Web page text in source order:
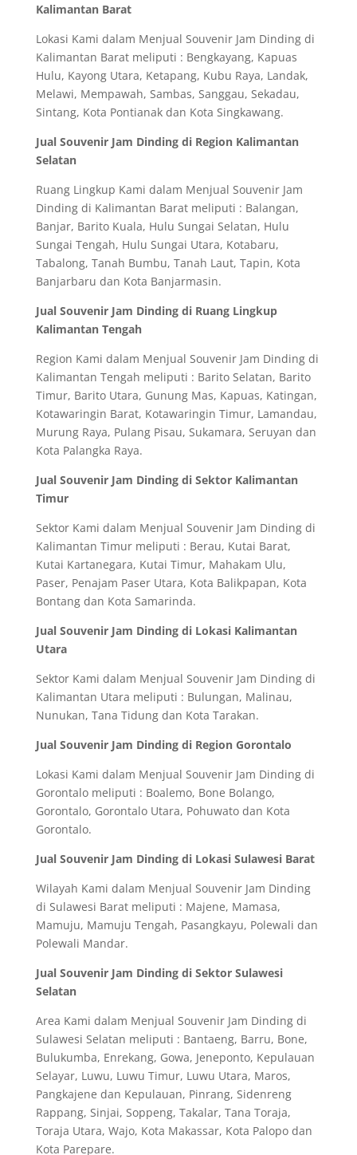
Kalimantan Barat
Lokasi Kami dalam Menjual Souvenir Jam Dinding di
Kalimantan Barat meliputi : Bengkayang, Kapuas
Hulu, Kayong Utara, Ketapang, Kubu Raya, Landak,
Melawi, Mempawah, Sambas, Sanggau, Sekadau,
Sintang, Kota Pontianak dan Kota Singkawang.
Jual Souvenir Jam Dinding di Region Kalimantan
Selatan
Ruang Lingkup Kami dalam Menjual Souvenir Jam
Dinding di Kalimantan Barat meliputi : Balangan,
Banjar, Barito Kuala, Hulu Sungai Selatan, Hulu
Sungai Tengah, Hulu Sungai Utara, Kotabaru,
Tabalong, Tanah Bumbu, Tanah Laut, Tapin, Kota
Banjarbaru dan Kota Banjarmasin.
Jual Souvenir Jam Dinding di Ruang Lingkup
Kalimantan Tengah
Region Kami dalam Menjual Souvenir Jam Dinding di
Kalimantan Tengah meliputi : Barito Selatan, Barito
Timur, Barito Utara, Gunung Mas, Kapuas, Katingan,
Kotawaringin Barat, Kotawaringin Timur, Lamandau,
Murung Raya, Pulang Pisau, Sukamara, Seruyan dan
Kota Palangka Raya.
Jual Souvenir Jam Dinding di Sektor Kalimantan
Timur
Sektor Kami dalam Menjual Souvenir Jam Dinding di
Kalimantan Timur meliputi : Berau, Kutai Barat,
Kutai Kartanegara, Kutai Timur, Mahakam Ulu,
Paser, Penajam Paser Utara, Kota Balikpapan, Kota
Bontang dan Kota Samarinda.
Jual Souvenir Jam Dinding di Lokasi Kalimantan
Utara
Sektor Kami dalam Menjual Souvenir Jam Dinding di
Kalimantan Utara meliputi : Bulungan, Malinau,
Nunukan, Tana Tidung dan Kota Tarakan.
Jual Souvenir Jam Dinding di Region Gorontalo
Lokasi Kami dalam Menjual Souvenir Jam Dinding di
Gorontalo meliputi : Boalemo, Bone Bolango,
Gorontalo, Gorontalo Utara, Pohuwato dan Kota
Gorontalo.
Jual Souvenir Jam Dinding di Lokasi Sulawesi Barat
Wilayah Kami dalam Menjual Souvenir Jam Dinding
di Sulawesi Barat meliputi : Majene, Mamasa,
Mamuju, Mamuju Tengah, Pasangkayu, Polewali dan
Polewali Mandar.
Jual Souvenir Jam Dinding di Sektor Sulawesi
Selatan
Area Kami dalam Menjual Souvenir Jam Dinding di
Sulawesi Selatan meliputi : Bantaeng, Barru, Bone,
Bulukumba, Enrekang, Gowa, Jeneponto, Kepulauan
Selayar, Luwu, Luwu Timur, Luwu Utara, Maros,
Pangkajene dan Kepulauan, Pinrang, Sidenreng
Rappang, Sinjai, Soppeng, Takalar, Tana Toraja,
Toraja Utara, Wajo, Kota Makassar, Kota Palopo dan
Kota Parepare.